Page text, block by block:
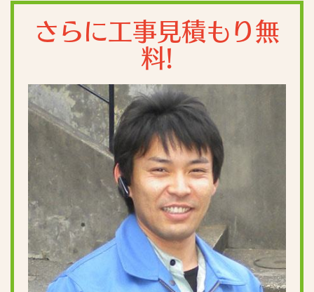
さらに工事見積もり無
料!